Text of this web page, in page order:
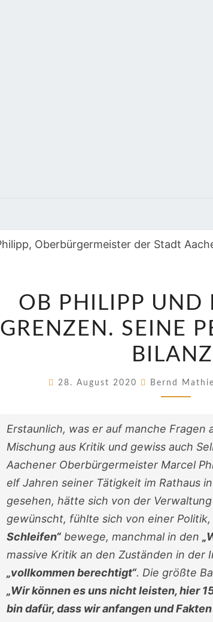
UND
SEINE
OB PHILIPP UND
GRENZEN. SEINE
28. August 2020 Bernd
Erstaunlich, was er auf manche Fragen
Mischung aus Kritik und gewiss auch
Aachener Oberbürgermeister Marcel
elf Jahren seiner Tätigkeit im Rathaus
gesehen, hätte sich von der
gewünscht, fühlte sich von einer
Schleifen“bewege, manchmal in den
massive Kritik an den Zuständen in der
„vollkommen berechtigt“. Die größte
„Wir können es uns nicht leisten, hier
bin dafür, dass wir anfangen und